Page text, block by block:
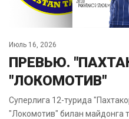
Июль 16, 2026
ПРЕВЬЮ.
"ЛОКОМОТИВ"
Суперлига 12-турида
"Локомотив" билан майдонга